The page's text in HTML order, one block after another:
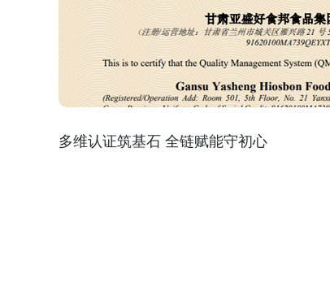
亚盛集团召开2021年上半年经济运行分析
多维认证筑基石 全链赋能守初心